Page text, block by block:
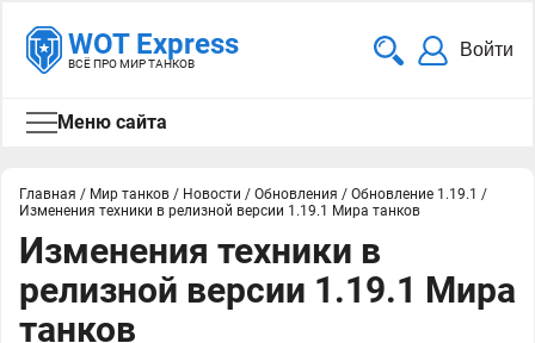
WOT Express
ВСЁ ПРО МИР ТАНКОВ
Войти
Меню сайта
Главная / Мир танков / Новости / Обновления / Обновление 1.19.1 /
Изменения техники в релизной версии 1.19.1 Мира танков
Изменения техники в
релизной версии 1.19.1 Мира
танков